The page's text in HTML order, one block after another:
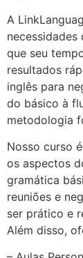
A
que seu
resultados
inglês para
do básico à
metodologia
Nosso curso
os aspectos
gramática
reuniões e
ser prático e
Além disso,